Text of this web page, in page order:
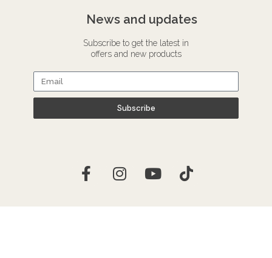
News and updates
Subscribe to get the latest in
offers and new products
Subscribe